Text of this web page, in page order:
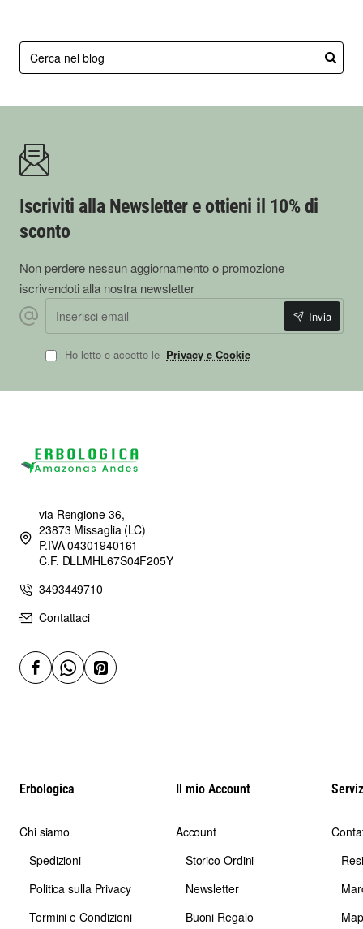
Iscriviti alla Newsletter e ottieni il 10% di
sconto
Non perdere nessun aggiornamento o promozione
iscrivendoti alla nostra newsletter
Inserisci
email
Invia
Ho letto e accetto le Privacy e Cookie
via Rengione 36,
23873 Missaglia (LC)
P.IVA 04301940161
C.F. DLLMHL67S04F205Y
3493449710
Contattaci
Erbologica
Chi siamo
Spedizioni
Politica sulla Privacy
Termini e Condizioni
Il mio Account
Account
Storico Ordini
Newsletter
Buoni Regalo